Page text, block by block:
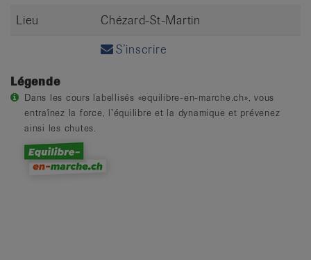
Lieu
Chézard-St-Martin
S’inscrire
Légende
Dans les cours labellisés «equilibre-en-marche.ch», vous
entraînez la force, l’équilibre et la dynamique et prévenez
ainsi les chutes.